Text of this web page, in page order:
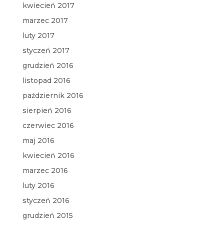
kwiecień 2017
marzec 2017
luty 2017
styczeń 2017
grudzień 2016
listopad 2016
październik 2016
sierpień 2016
czerwiec 2016
maj 2016
kwiecień 2016
marzec 2016
luty 2016
styczeń 2016
grudzień 2015